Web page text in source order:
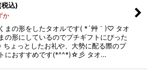
税込)
か
まの形をしたタオルです( *´艸｀)♡ タオ
の形にしているのでプチギフトにぴった
ちょっとしたお礼や、大勢に配る際のプ
におすすめです(*^^*)☆彡 タオ…